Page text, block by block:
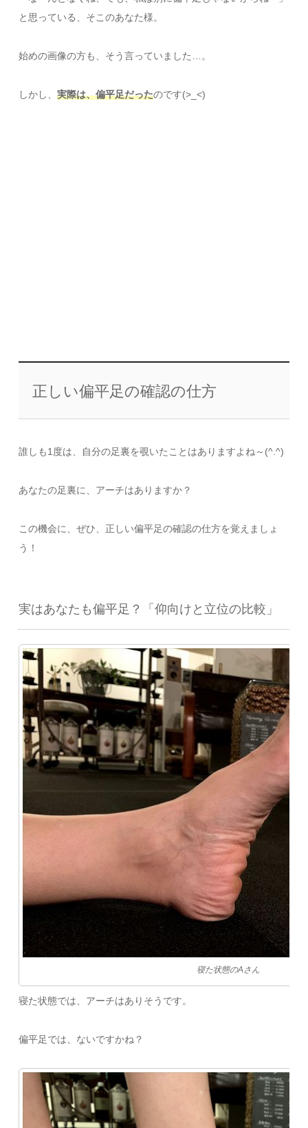
と思っている、そこのあなた様。
始めの画像の方も、そう言っていました…。
しかし、実際は、偏平足だったのです(>_<)
正しい偏平足の確認の仕方
誰しも1度は、自分の足裏を覗いたことはありますよね～(^.^)
あなたの足裏に、アーチはありますか？
この機会に、ぜひ、正しい偏平足の確認の仕方を覚えましょ
う！
実はあなたも偏平足？「仰向けと立位の比較」
寝た状態のAさん
寝た状態では、アーチはありそうです。
偏平足では、ないですかね？